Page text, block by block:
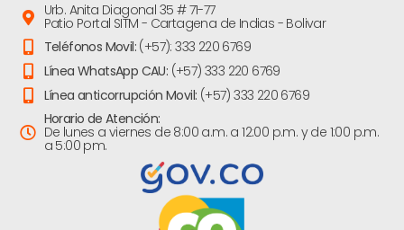
Urb. Anita Diagonal 35 # 71-77
Patio Portal SITM - Cartagena de Indias - Bolivar
Teléfonos Movil: (+57): 333 220 6769
Línea WhatsApp CAU: (+57) 333 220 6769
Línea anticorrupción Movil: (+57) 333 220 6769
Horario de Atención:
De lunes a viernes de 8:00 a.m. a 12:00 p.m. y de 1:00 p.m.
a 5:00 pm.